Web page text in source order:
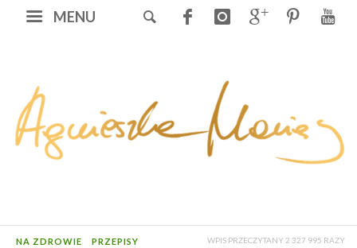
MENU
NA ZDROWIE PRZEPISY WPIS PRZECZYTANY 2 327 995 RAZY